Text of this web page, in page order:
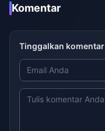
Komentar
Tinggalkan komentar